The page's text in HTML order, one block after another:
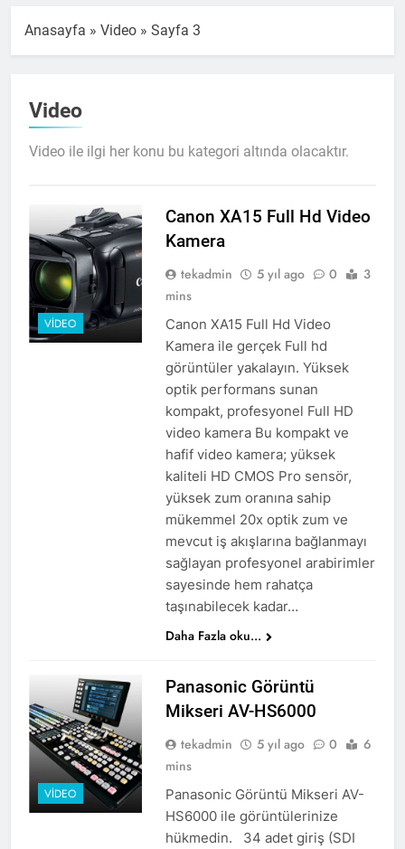
Anasayfa » Video » Sayfa 3
Video
Video ile ilgi her konu bu kategori altında olacaktır.
VIDEO
Canon XA15 Full Hd Video
Kamera
tekadmin 5 yıl ago 0
3
mins
Canon XA15 Full Hd Video
Kamera ile gerçek Full hd
görüntüler yakalayın. Yüksek
optik performans sunan
kompakt, profesyonel Full HD
video kamera Bu kompakt ve
hafif video kamera; yüksek
kaliteli HD CMOS Pro sensör,
yüksek zum oranına sahip
mükemmel 20x optik zum ve
mevcut iş akışlarına bağlanmayı
sağlayan profesyonel arabirimler
sayesinde hem rahatça
taşınabilecek kadar…
Daha Fazla oku...
VIDEO
Panasonic Görüntü
Mikseri AV-HS6000
tekadmin 5 yıl ago 0
6
mins
Panasonic Görüntü Mikseri AV-
HS6000 ile görüntülerinize
hükmedin. 34 adet giriş (SDI